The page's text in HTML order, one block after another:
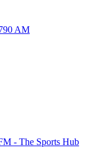
AM
- The Sports Hub